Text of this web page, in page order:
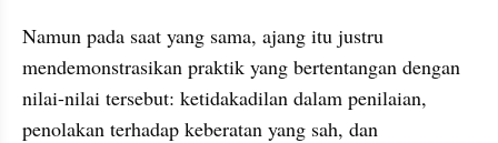
Namun pada saat yang sama, ajang itu justru
mendemonstrasikan praktik yang bertentangan dengan
nilai-nilai tersebut: ketidakadilan dalam penilaian,
penolakan terhadap keberatan yang sah, dan